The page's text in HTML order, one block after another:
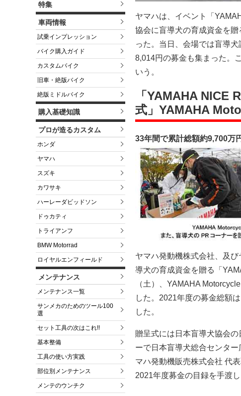
特集
車両情報
試乗インプレッション
バイク購入ガイド
カスタムバイク
旧車・絶版バイク
絶版ミドルバイク
購入基礎知識
プロが造るカスタム
ホンダ
ヤマハ
スズキ
カワサキ
ハーレーダビッドソン
ドゥカティ
トライアンフ
BMW Motorrad
ロイヤルエンフィールド
メンテナンス
メンテナンス一覧
サンメカのためのツール100
選
セット工具の次はこれ!!
基本整備
工具の使い方実践
部位別メンテナンス
メンテのウンチク
ヤマハは、イベント「
協会に盲導犬の育成資金を
った。当日、会場では盲導
8,014円の募金も集まった。
いう。
「YAMAHA NICE
式」YAMAHA
33年間で累計総額約9,700万
ヤマハ発動機株式会社、及
導犬の育成資金を贈る「
（土）、YAMAHA
した。2021年度の募金総額
した。
贈呈式には日本盲導犬協会
ーで日本盲導犬総合センタ
マハ発動機販売株式会社 代
2021年度募金の目録を手渡